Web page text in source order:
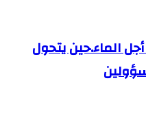
الماء.حين يتحول